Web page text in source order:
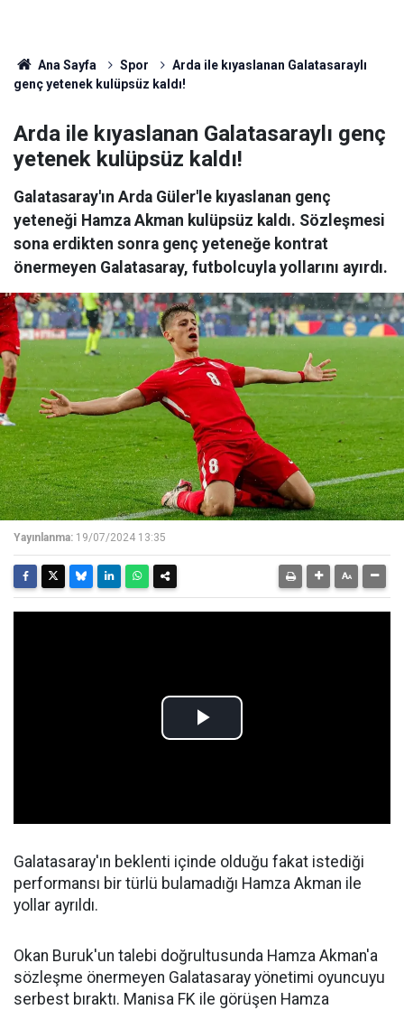
Ana Sayfa Spor
Arda ile kıyaslanan Galatasaraylı
genç yetenek kulüpsüz kaldı!
Arda ile kıyaslanan Galatasaraylı genç
yetenek kulüpsüz kaldı!
Galatasaray'ın Arda Güler'le kıyaslanan genç
yeteneği Hamza Akman kulüpsüz kaldı. Sözleşmesi
sona erdikten sonra genç yeteneğe kontrat
önermeyen Galatasaray, futbolcuyla yollarını ayırdı.
Yayınlanma: 19/07/2024 13:35
Galatasaray'ın beklenti içinde olduğu fakat istediği
performansı bir türlü bulamadığı Hamza Akman ile
yollar ayrıldı.
Okan Buruk'un talebi doğrultusunda Hamza Akman'a
sözleşme önermeyen Galatasaray yönetimi oyuncuyu
serbest bıraktı. Manisa FK ile görüşen Hamza